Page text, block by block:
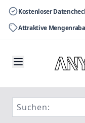
Kostenloser
Attraktive